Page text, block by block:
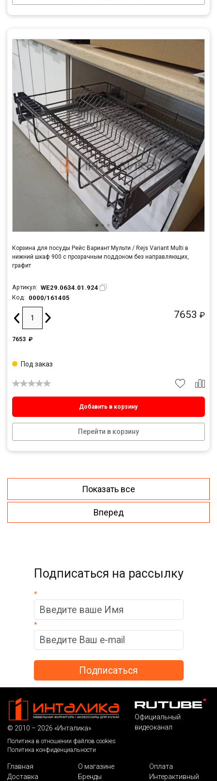
Корзина для посуды Рейс Вариант Мульти / Rejs Variant Multi в
нижний шкаф 900 с прозрачным поддоном без направляющих,
графит
Артикул: WE29.0634.01.924
Код: 0000/161405
7653 ₽
7653 ₽
Добавить в корзину
Перейти в корзину
Под заказ
Показать все
Вперед
Подписаться на рассылку
*
*
© 2010 – 2026 «Инталика»
Политика в отношении файлов cookies
Политика конфиденциальности
Официальный
видеоканал
Главная О магазине
Оплата
Доставка
Бренды Интерактивный